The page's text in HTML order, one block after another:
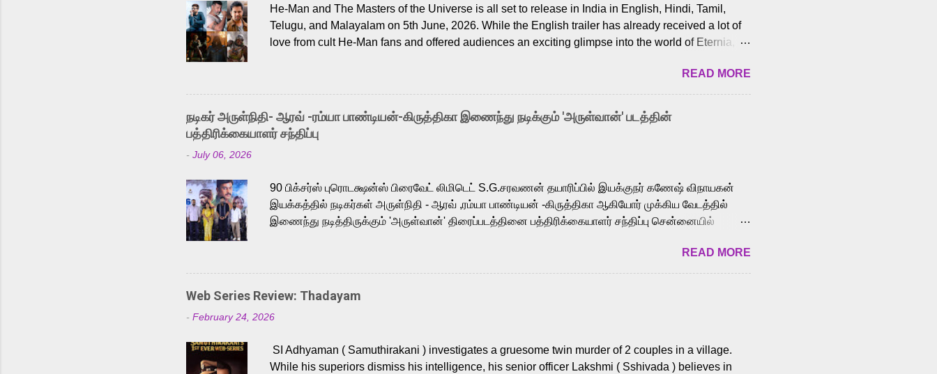
He-Man and The Masters of the Universe is all set to release in India in English, Hindi, Tamil,
Telugu, and Malayalam on 5th June, 2026. While the English trailer has already received a lot of
love from cult He-Man fans and offered audiences an exciting glimpse into the world of Eternia,
Adding to the growing buzz is the film’s powerful Tamil voice cast led by celebrated playback
singer Karthik, who lends his voice to the iconic superhero He-Man. Known for memorable songs
like “Behene De” from Raavan, “Oru Maalai” from Ghajini, and “Mun Andhi” from 7 Aum Arivu,
Karthik is loved for his versatile voice and strong command over multiple languages, making him
a strong fit for the legendary character. Adithya Menon, known for portraying memorable
READ MORE
நடிகர் அருள்நிதி- ஆரவ் -ரம்யா பாண்டியன்-கிருத்திகா இணைந்து நடிக்கும் 'அருள்வான்' படத்தின்
பத்திரிக்கையாளர் சந்திப்பு
- July 06, 2026
90 பிக்சர்ஸ் புரொடக்ஷன்ஸ் பிரைவேட் லிமிடெட் S.G.சரவணன் தயாரிப்பில் இயக்குநர் கணேஷ் விநாயகன்
இயக்கத்தில் நடிகர்கள் அருள்நிதி - ஆரவ் ,ரம்யா பாண்டியன் -கிருத்திகா ஆகியோர் முக்கிய வேடத்தில்
இணைந்து நடித்திருக்கும் 'அருள்வான்' திரைப்படத்தினை பத்திரிக்கையாளர் சந்திப்பு சென்னையில்
அருள்நிதி, ஆரவ், காளி வெங்கட், ரம்யா பாண்டியன், வி டி வி கணேஷ் , ஜான் விஜய், பேபி கிருத்திகா,
'பருத்திவீரன்' சரவணன், ஹரிஷ் உத்தமன் உள்ளிட்ட பலர் நடித்திருக்கிறார்கள். எம். சுகுமார் ஒளிப்பதிவு
செய்திருக்கும் இந்த திரைப்படத்திற்கு ஜீ. வி. பிரகாஷ் குமார் இசையமைத்திருக்கிறார். லால்குடி
இளையராஜா கலை இயக்கத்தை கவனிக்க.. லாரன்ஸ் கிஷோர் படத் தொகுப்பு பணிகளை
மேற்கொண்டிருக்கிறார். கல்வியின் அவசியத்தை வலியுறுத்தி தயாராகி இருக்கும் இந்தத் திரைப்படத்தை 90
இப்படத்தை சக்தி பிலிம் ஃபேக்டரி நிறுவனம் சார்பில் சக்திவேலன் வழங...
READ MORE
Web Series Review: Thadayam
- February 24, 2026
SI Adhyaman ( Samuthirakani ) investigates a gruesome twin murder of 2 couples in a village.
While his superiors dismiss his intelligence, his senior officer Lakshmi ( Sshivada ) believes in